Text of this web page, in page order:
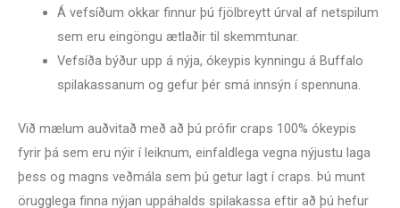
Á vefsíðum okkar finnur þú fjölbreytt úrval af netspilum
sem eru eingöngu ætlaðir til skemmtunar.
Vefsíða býður upp á nýja, ókeypis kynningu á Buffalo
spilakassanum og gefur þér smá innsýn í spennuna.
Við mælum auðvitað með að þú prófir craps 100% ókeypis
fyrir þá sem eru nýir í leiknum, einfaldlega vegna nýjustu laga
þess og magns veðmála sem þú getur lagt í craps. Þú munt
örugglega finna nýjan uppáhalds spilakassa eftir að þú hefur